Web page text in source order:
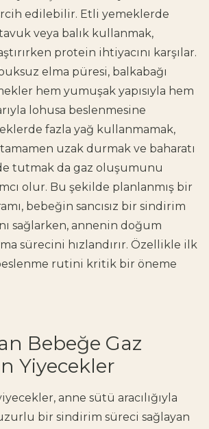
edilebilir. Etli yemeklerde
veya balık kullanmak,
protein ihtiyacını karşılar.
elma püresi, balkabağı
hem yumuşak yapısıyla hem
lohusa beslenmesine
fazla yağ kullanmamak,
uzak durmak ve baharatı
tutmak da gaz oluşumunu
olur. Bu şekilde planlanmış bir
bebeğin sancısız bir sindirim
sağlarken, annenin doğum
sürecini hızlandırır. Özellikle ilk
rutini kritik bir öneme
Bebeğe Gaz
Yiyecekler
anne sütü aracılığıyla
bir sindirim süreci sağlayan